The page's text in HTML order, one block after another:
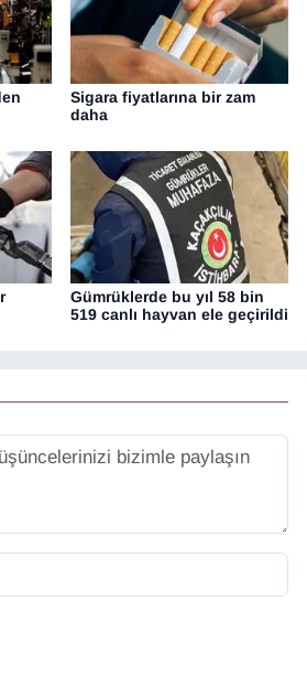
Sigara fiyatlarına bir zam
daha
Gümrüklerde bu yıl 58 bin
519 canlı hayvan ele geçirildi